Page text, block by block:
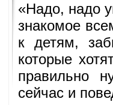
«Надо, надо
знакомое
к детям,
которые
правильно
сейчас и